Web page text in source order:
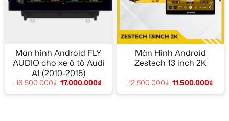
Màn hình Android FLY
AUDIO cho xe ô tô Audi
A1 (2010-2015)
18.500.000₫ 17.000.000₫
Màn Hình Android
Zestech 13 inch 2K
12.500.000₫ 11.500.000₫